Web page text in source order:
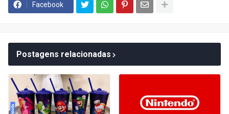
Facebook
Postagens relacionadas